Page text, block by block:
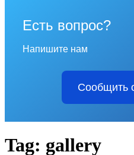
Есть вопрос?
Напишите нам
Сообщить
Tag: gallery